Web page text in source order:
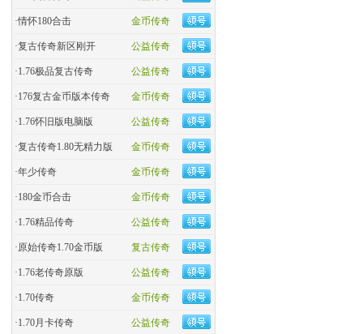
金币传奇
·情怀180合击
公益传奇
·复古传奇新区刚开
公益传奇
·1.76极品复古传奇
金币传奇
·176复古金币版本传奇
公益传奇
·1.76怀旧版电脑版
金币传奇
·复古传奇1.80无精力版
金币传奇
·年少传奇
金币传奇
·180金币合击
公益传奇
·​1.76精品传奇
复古传奇
·原始传奇1.70金币版
公益传奇
·1.76老传奇原版
金币传奇
·1.70传奇
公益传奇
·1.70月卡传奇